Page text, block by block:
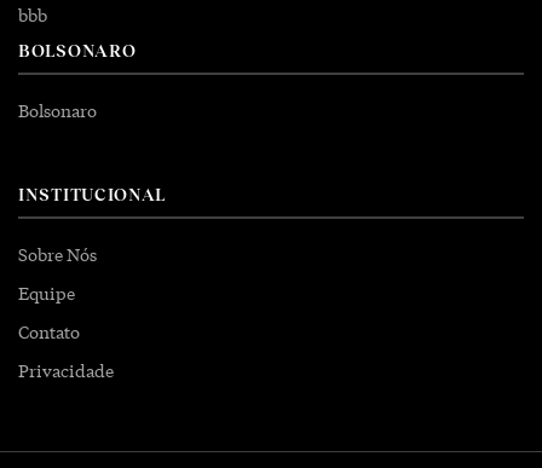
bbb
BOLSONARO
Bolsonaro
INSTITUCIONAL
Sobre Nós
Equipe
Contato
Privacidade